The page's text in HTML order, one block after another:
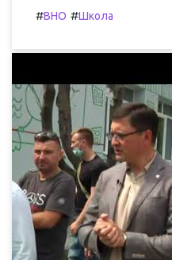
#ВНО #Школа